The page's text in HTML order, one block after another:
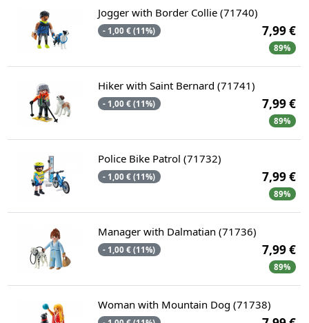
Jogger with Border Collie (71740)
- 1,00 € (11%) 7,99 €
89%
Hiker with Saint Bernard (71741)
- 1,00 € (11%) 7,99 €
89%
Police Bike Patrol (71732)
- 1,00 € (11%) 7,99 €
89%
Manager with Dalmatian (71736)
- 1,00 € (11%) 7,99 €
89%
Woman with Mountain Dog (71738)